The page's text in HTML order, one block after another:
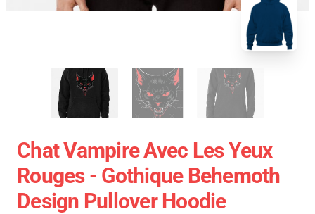
Chat Vampire Avec Les Yeux
Rouges - Gothique Behemoth
Design Pullover Hoodie